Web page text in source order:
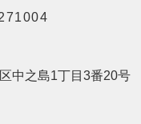
中之島1丁目3番20号